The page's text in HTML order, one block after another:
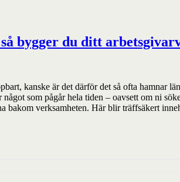
bygger du ditt
kanske är det därför det så ofta hamnar
som pågår hela tiden – oavsett om ni
bakom verksamheten. Här blir träffsäkert